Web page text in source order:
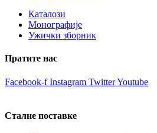
Каталози
Монографије
Ужички зборник
Пратите нас
Facebook-f Instagram TwitterYoutube
Сталне поставке